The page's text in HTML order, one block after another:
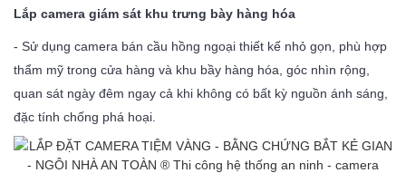
Lắp camera giám sát khu trưng bày hàng hóa
- Sử dụng camera bán cầu hồng ngoại thiết kế nhỏ gọn, phù hợp
thẩm mỹ trong cửa hàng và khu bầy hàng hóa, góc nhìn rộng,
quan sát ngày đêm ngay cả khi không có bất kỳ nguồn ánh sáng,
đặc tính chống phá hoại.